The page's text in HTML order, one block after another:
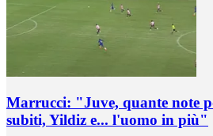
Marrucci: "Juve, quante note
subiti, Yildiz e... l'uomo in più"